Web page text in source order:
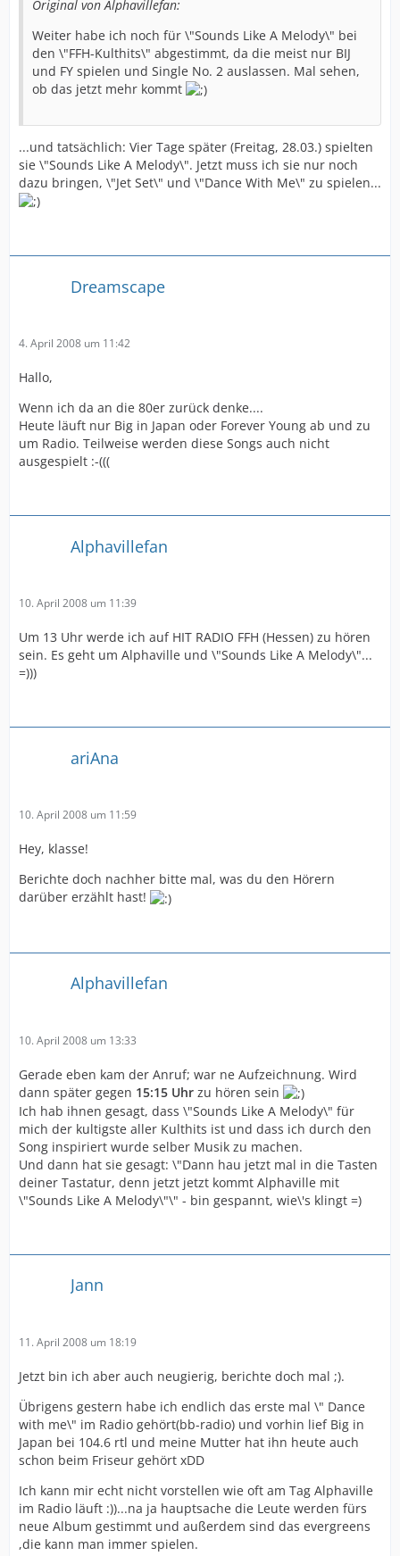
Original von Alphavillefan:
Weiter habe ich noch für \"Sounds Like A Melody\" bei
den \"FFH-Kulthits\" abgestimmt, da die meist nur BIJ
und FY spielen und Single No. 2 auslassen. Mal sehen,
ob das jetzt mehr kommt
...und tatsächlich: Vier Tage später (Freitag, 28.03.) spielten
sie \"Sounds Like A Melody\". Jetzt muss ich sie nur noch
dazu bringen, \"Jet Set\" und \"Dance With Me\" zu spielen...
Dreamscape
4. April 2008 um 11:42
Hallo,
Wenn ich da an die 80er zurück denke....
Heute läuft nur Big in Japan oder Forever Young ab und zu
um Radio. Teilweise werden diese Songs auch nicht
ausgespielt :-(((
Alphavillefan
10. April 2008 um 11:39
Um 13 Uhr werde ich auf HIT RADIO FFH (Hessen) zu hören
sein. Es geht um Alphaville und \"Sounds Like A Melody\"...
=)))
ariAna
10. April 2008 um 11:59
Hey, klasse!
Berichte doch nachher bitte mal, was du den Hörern
darüber erzählt hast!
Alphavillefan
10. April 2008 um 13:33
Gerade eben kam der Anruf; war ne Aufzeichnung. Wird
dann später gegen 15:15 Uhr zu hören sein
Ich hab ihnen gesagt, dass \"Sounds Like A Melody\" für
mich der kultigste aller Kulthits ist und dass ich durch den
Song inspiriert wurde selber Musik zu machen.
Und dann hat sie gesagt: \"Dann hau jetzt mal in die Tasten
deiner Tastatur, denn jetzt jetzt kommt Alphaville mit
\"Sounds Like A Melody\"\" - bin gespannt, wie\'s klingt =)
Jann
11. April 2008 um 18:19
Jetzt bin ich aber auch neugierig, berichte doch mal ;).
Übrigens gestern habe ich endlich das erste mal \" Dance
with me\" im Radio gehört(bb-radio) und vorhin lief Big in
Japan bei 104.6 rtl und meine Mutter hat ihn heute auch
schon beim Friseur gehört xDD
Ich kann mir echt nicht vorstellen wie oft am Tag Alphaville
im Radio läuft :))...na ja hauptsache die Leute werden fürs
neue Album gestimmt und außerdem sind das evergreens
,die kann man immer spielen.